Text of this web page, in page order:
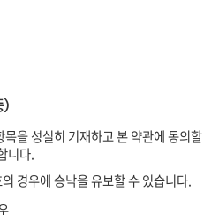
)
을 성실히 기재하고 본 약관에 동의할
니다.
경우에 승낙을 유보할 수 있습니다.